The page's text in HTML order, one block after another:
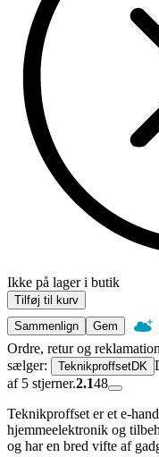
Ikke på lager i butik
Tilføj til kurv
Sammenlign
Gem
Ordre, retur og
sælger:
TeknikproffsetDK
af 5 stjerner.2.148
Teknikproffset er et e-
hjemmeelektronik og
og har en bred vifte af